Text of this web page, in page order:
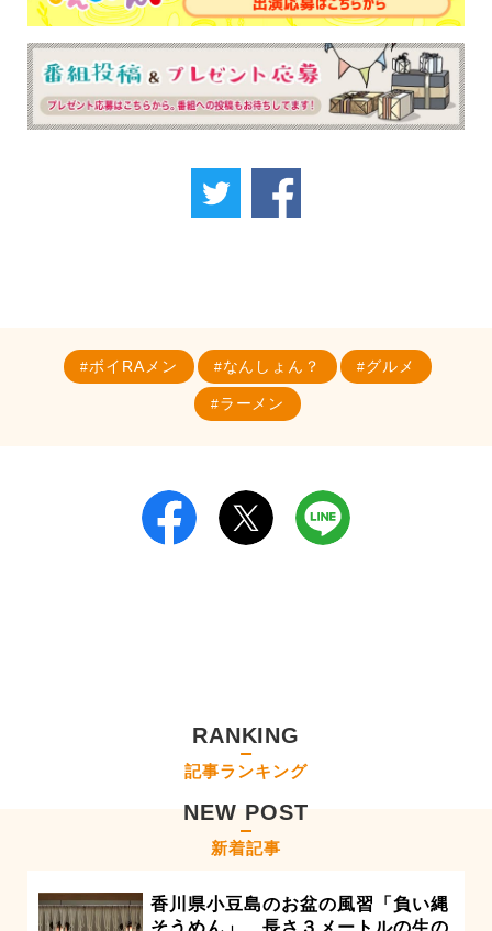
ボイRAメン なんしょん？ グルメ
ラーメン
RANKING
記事ランキング
NEW POST
新着記事
香川県小豆島のお盆の風習「負い縄